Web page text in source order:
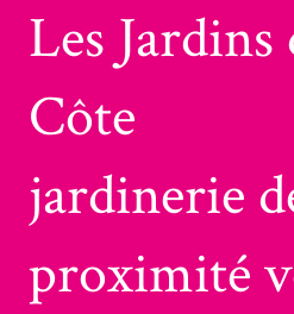
Les Jardins
Côte
jardinerie
proximité